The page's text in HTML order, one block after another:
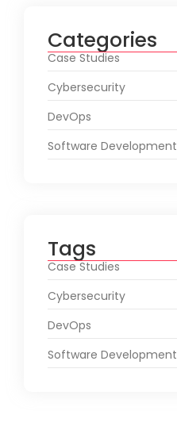
Categories
Case Studies
Cybersecurity
DevOps
Software Development
Tags
Case Studies
Cybersecurity
DevOps
Software Development